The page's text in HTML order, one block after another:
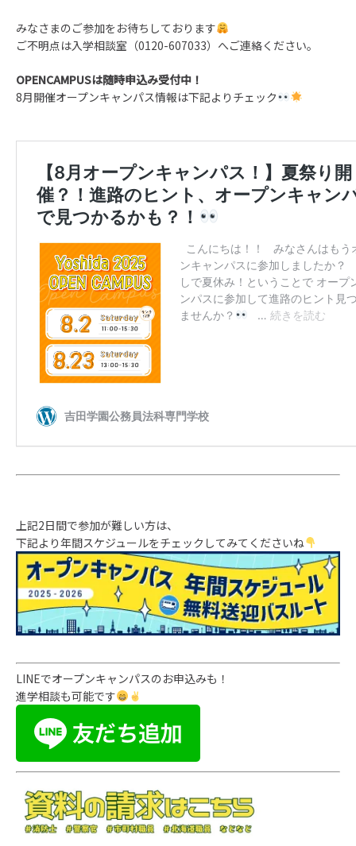
みなさまのご参加をお待ちしております
ご不明点は入学相談室（0120-607033）へご連絡ください。
OPENCAMPUSは随時申込み受付中！
8月開催オープンキャンパス情報は下記よりチェック
上記2日間で参加が難しい方は、
下記より年間スケジュールをチェックしてみてくださいね
LINEでオープンキャンパスのお申込みも！
進学相談も可能です